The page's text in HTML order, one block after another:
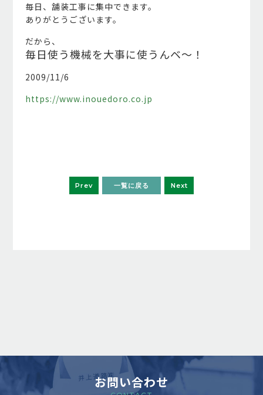
毎日、舗装工事に集中できます。
ありがとうございます。
だから、
毎日使う機械を大事に使うんベ～！
2009/11/6
https://www.inouedoro.co.jp
Prev 一覧に戻る Next
お問い合わせ